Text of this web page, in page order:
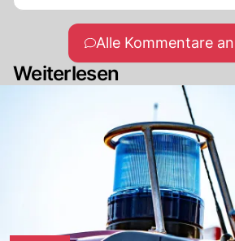
Alle Kommentare
Weiterlesen